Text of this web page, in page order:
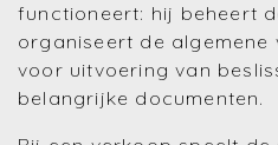
functioneert: hij beheert
organiseert de
voor uitvoering van
belangrijke documenten.